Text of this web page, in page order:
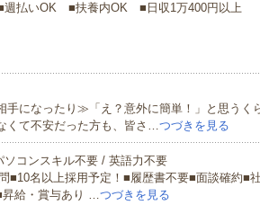
週払いOK ■扶養内OK ■日収1万400円以上
になったり≫「え？意外に簡単！」と思うく
くて不安だった方も、皆さ…つづきを見る
コンスキル不要 / 英語力不要
■10名以上採用予定！■履歴書不要■面談確約■
昇給・賞与あり …つづきを見る